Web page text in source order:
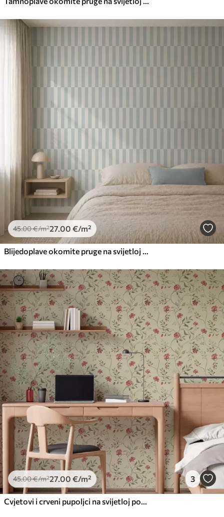
45.00€/m²27.00 €/m²
Blijedoplave okomite pruge na svijetloj pozadini
45.00€/m²27.00 €/m² 3
Cvjetovi i crveni pupoljci na svijetloj pozadini